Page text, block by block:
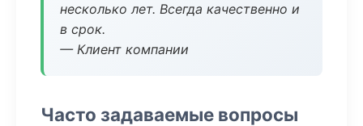
несколько лет. Всегда качественно и
в срок.
— Клиент компании
Часто задаваемые вопросы